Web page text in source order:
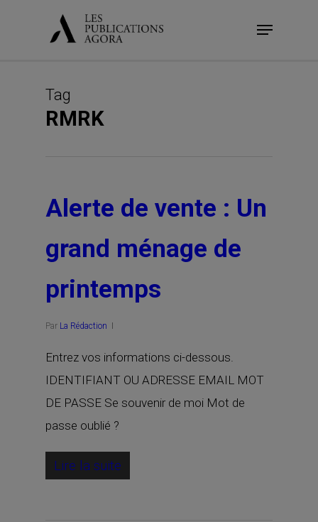
Menu
Tag
RMRK
Alerte de vente : Un
grand ménage de
printemps
Par La Rédaction
Entrez vos informations ci-dessous.
IDENTIFIANT OU ADRESSE EMAIL MOT
DE PASSE Se souvenir de moi Mot de
passe oublié ?
Lire la suite